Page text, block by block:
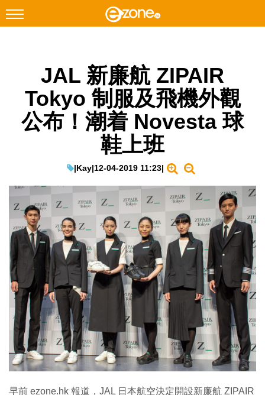
Facebook Instagram
科技焦點
網絡生活
EduTech
IT Times
生成式AI與雲端應用
Enterprise Digital Transformation
特集
JAL 新廉航 ZIPAIR
Tokyo 制服及飛機外觀
公布！潮着 Novesta 球
鞋上班
|Kay|12-04-2019 11:23|
早前 ezone.hk 報道，JAL 日本航空決定開設新廉航 ZIPAIR